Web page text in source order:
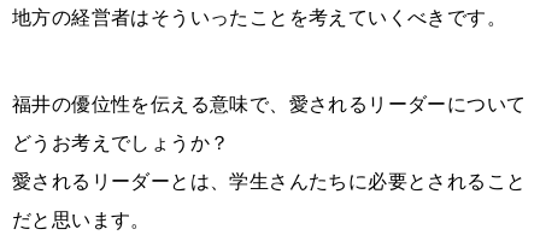
地方の経営者はそういったことを考えていくべきです。
福井の優位性を伝える意味で、愛されるリーダーについて
どうお考えでしょうか？
愛されるリーダーとは、学生さんたちに必要とされること
だと思います。